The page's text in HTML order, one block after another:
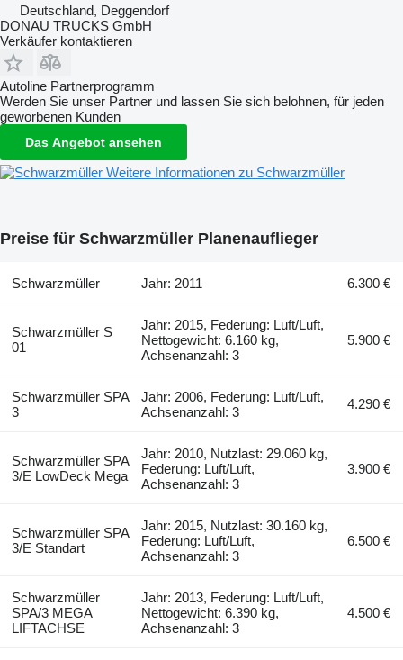
Deutschland, Deggendorf
DONAU TRUCKS GmbH
Verkäufer kontaktieren
Autoline Partnerprogramm
Werden Sie unser Partner und lassen Sie sich belohnen, für jeden
geworbenen Kunden
Das Angebot ansehen
Weitere Informationen zu Schwarzmüller
Preise für Schwarzmüller Planenauflieger
Schwarzmüller Jahr: 2011 6.300 €
Schwarzmüller S
01
Jahr: 2015, Federung: Luft/Luft,
Nettogewicht: 6.160 kg,
Achsenanzahl: 3
5.900 €
Schwarzmüller SPA
3
Jahr: 2006, Federung: Luft/Luft,
Achsenanzahl: 3
4.290 €
Schwarzmüller SPA
3/E LowDeck Mega
Jahr: 2010, Nutzlast: 29.060 kg,
Federung: Luft/Luft,
Achsenanzahl: 3
3.900 €
Schwarzmüller SPA
3/E Standart
Jahr: 2015, Nutzlast: 30.160 kg,
Federung: Luft/Luft,
Achsenanzahl: 3
6.500 €
Schwarzmüller
SPA/3 MEGA
LIFTACHSE
Jahr: 2013, Federung: Luft/Luft,
Nettogewicht: 6.390 kg,
Achsenanzahl: 3
4.500 €